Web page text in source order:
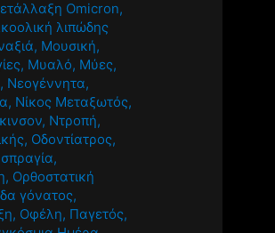
Omicron,
λιπώδης
, Μουσική,
, Μυαλό, Μύες,
, Νεογέννητα,
, Νίκος Μεταξωτός,
, Ντροπή,
, Οδοντίατρος,
,
, Ορθοστατική
γόνατος,
, Οφέλη, Παγετός,